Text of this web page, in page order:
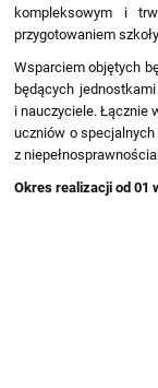
kompleksowym i
przygotowaniem
Wsparciem objętych
będących
i nauczyciele. Łącznie
uczniów o
z
Okres realizacji od 01